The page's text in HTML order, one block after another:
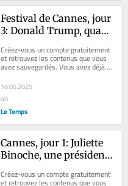
Festival de Cannes, jour
3: Donald Trump, quand
aigle noir
Créez-vous un compte gratuitement
et retrouvez les contenus que vous
avez sauvegardés. Vous avez déjà un
compte ? Se connecter Faites plaisir
à...
16.05.2025
40
Le Temps
Cannes, jour 1: Juliette
Binoche, une présidente
sur Gaza et Gérard
Créez-vous un compte gratuitement
et retrouvez les contenus que vous